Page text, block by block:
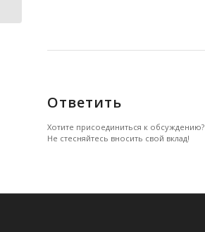
Ответить
Хотите присоединиться к обсуждению?
Не стесняйтесь вносить свой вклад!